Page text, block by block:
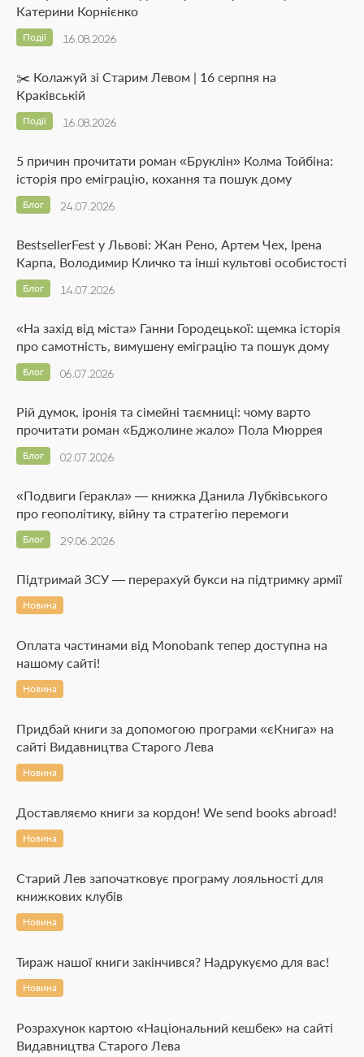
Катерини Корнієнко
16.08.2026
Події
✂️ Колажуй зі Старим Левом | 16 серпня на
Краківській
16.08.2026
Події
5 причин прочитати роман «Бруклін» Колма Тойбіна:
історія про еміграцію, кохання та пошук дому
24.07.2026
Блог
BestsellerFest у Львові: Жан Рено, Артем Чех, Ірена
Карпа, Володимир Кличко та інші культові особистості
14.07.2026
Блог
«На захід від міста» Ганни Городецької: щемка історія
про самотність, вимушену еміграцію та пошук дому
06.07.2026
Блог
Рій думок, іронія та сімейні таємниці: чому варто
прочитати роман «Бджолине жало» Пола Мюррея
02.07.2026
Блог
«Подвиги Геракла» — книжка Данила Лубківського
про геополітику, війну та стратегію перемоги
29.06.2026
Блог
Підтримай ЗСУ — перерахуй букси на підтримку армії
Новина
Оплата частинами від Monobank тепер доступна на
нашому сайті!
Новина
Придбай книги за допомогою програми «єКнига» на
сайті Видавництва Старого Лева
Новина
Доставляємо книги за кордон! We send books abroad!
Новина
Старий Лев започатковує програму лояльності для
книжкових клубів
Новина
Тираж нашої книги закінчився? Надрукуємо для вас!
Новина
Розрахунок картою «Національний кешбек» на сайті
Видавництва Старого Лева